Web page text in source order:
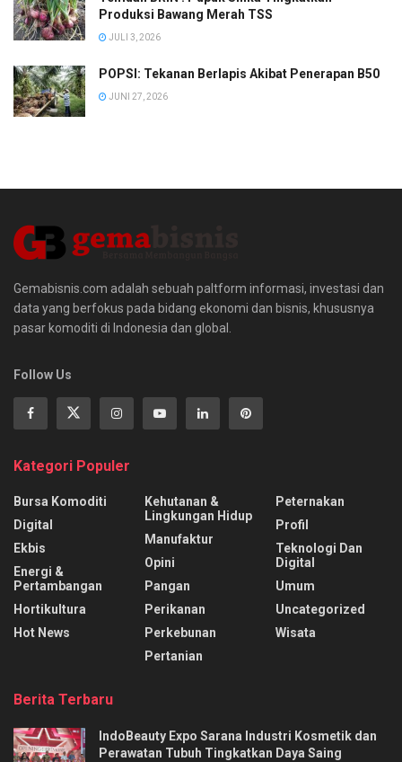
Produksi Bawang Merah TSS
JULI 3, 2026
POPSI: Tekanan Berlapis Akibat Penerapan B50
JUNI 27, 2026
Gemabisnis.com adalah sebuah paltform informasi, investasi dan
data yang berfokus pada bidang ekonomi dan bisnis, khususnya
pasar komoditi di Indonesia dan global.
Follow Us
Kategori Populer
Bursa Komoditi
Digital
Ekbis
Energi &
Pertambangan
Hortikultura
Hot News
Kehutanan &
Lingkungan Hidup
Manufaktur
Opini
Pangan
Perikanan
Perkebunan
Pertanian
Peternakan
Profil
Teknologi Dan
Digital
Umum
Uncategorized
Wisata
Berita Terbaru
IndoBeauty Expo Sarana Industri Kosmetik dan
Perawatan Tubuh Tingkatkan Daya Saing